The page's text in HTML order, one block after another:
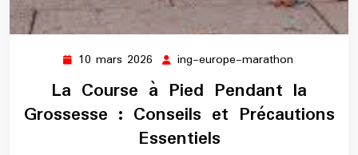
10 mars 2026 10
mars
2026
ing-europe-marathon
europe-
marathon
La Course à Pied Pendant la
Grossesse : Conseils et Précautions
Essentiels